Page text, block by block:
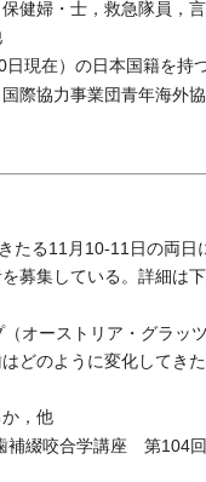
健婦・士，救急隊員，
現在）の日本国籍を持
協力事業団青年海外協
る11月10-11日の両日
募集している。詳細は下
オーストリア・グラッ
はどのように変化して
，他
綴咬合学講座 第104回